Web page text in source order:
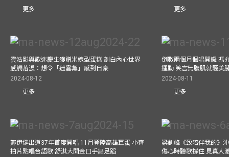
更多
更多
雲浩影與歌迷慶生獲贈米線型蛋糕 剖白內心世界
感觸落淚：想令「迷雲黨」感到自豪
2024-08-12
更多
倒數兩個月個唱開鑼 馮
運動 笑言無腹肌就騷美
2024-08-11
更多
鄭伊健出道37年首度開唱 11月登陸高雄巨蛋 小齊
拍片點唱台語歌 舒淇大開金口手舞足蹈
梁釗峰《致陪伴我的》
傷心時聽歌撐住 見真人